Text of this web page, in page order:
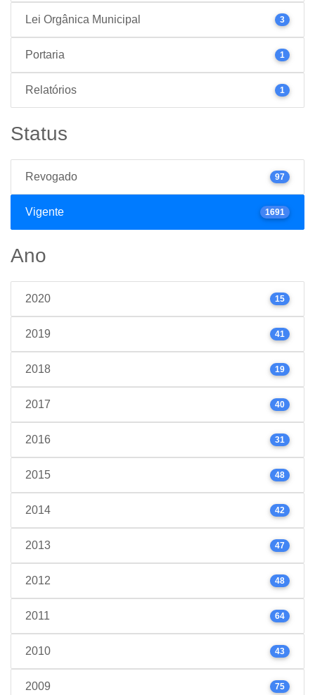
Lei Orgânica Municipal 3
Portaria 1
Relatórios 1
Status
Revogado 97
Vigente 1691
Ano
2020 15
2019 41
2018 19
2017 40
2016 31
2015 48
2014 42
2013 47
2012 48
2011 64
2010 43
2009 75